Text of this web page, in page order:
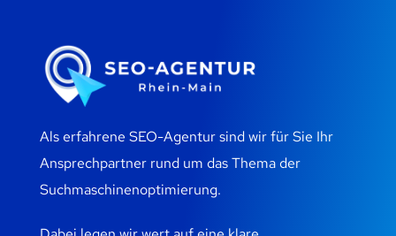
Als erfahrene SEO-Agentur sind wir für Sie Ihr
Ansprechpartner rund um das Thema der
Suchmaschinenoptimierung.